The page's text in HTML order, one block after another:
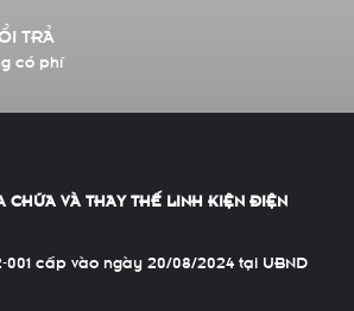
LƯỢNG
100%
CHỮA VÀ THAY THẾ LINH KIỆN ĐIỆN
001 cấp vào ngày 20/08/2024 tại UBND